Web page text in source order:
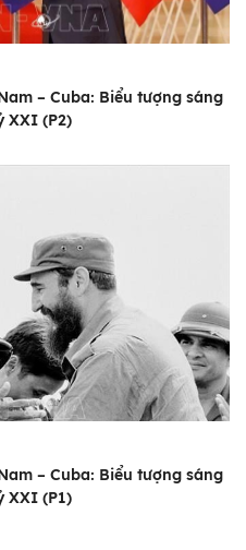
– Cuba: Biểu tượng sáng
XXI (P2)
– Cuba: Biểu tượng sáng
XXI (P1)